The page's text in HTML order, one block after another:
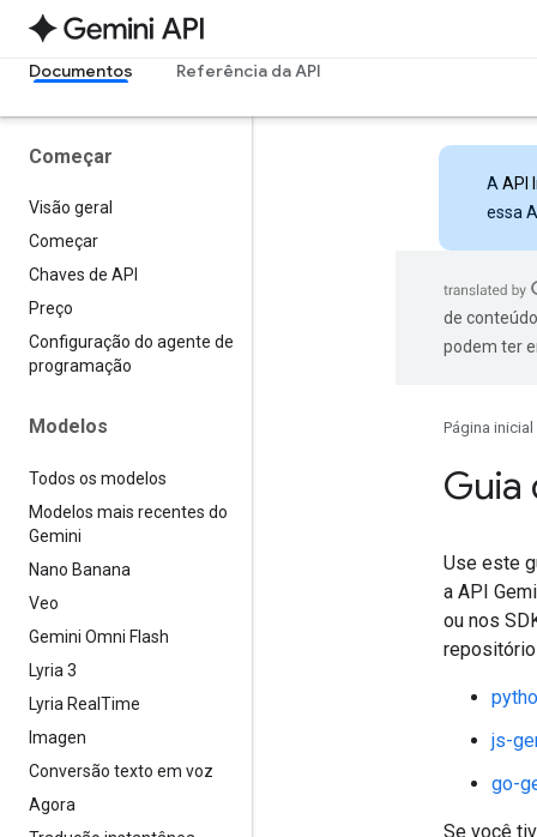
Documentos Referência da API
Começar
Visão geral
Começar
Chaves de API
Preço
Configuração do agente de
programação
Modelos
Todos os modelos
Modelos mais recentes do
Gemini
Nano Banana
Veo
Gemini Omni Flash
Lyria 3
Lyria Real Time
Imagen
Conversão texto em voz
Agora
A API
essa
de
podem ter
Página inicial
Guia
Use este
a API
ou nos
js-
go-
Se você